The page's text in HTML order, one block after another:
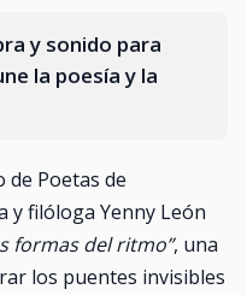
y sonido para
la poesía y la
de Poetas de
y filóloga Yenny León
formas del ritmo”, una
los puentes invisibles